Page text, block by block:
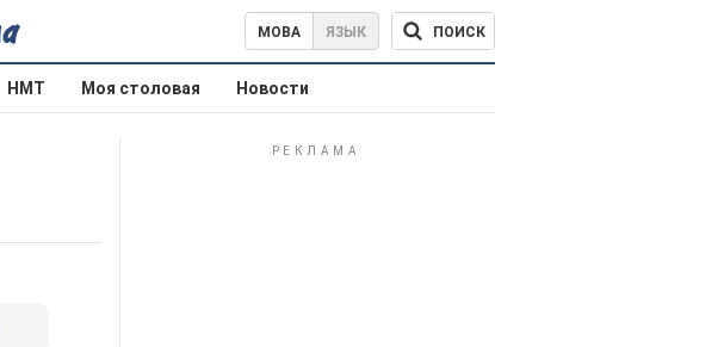
МОВА ЯЗЫК ПОИСК
НМТ Моя столовая Новости